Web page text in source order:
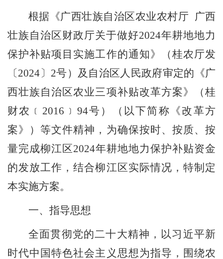
根据《广西壮族自治区农业农村厅 广西
壮族自治区财政厅关于做好2024年耕地地力
保护补贴项目实施工作的通知》（桂农厅发
〔2024〕 2号）及自治区人民政府审定的《广
西壮族自治区农业三项补贴改革方案》（桂
财农﹝ 2016 ﹞ 94号）（以下简称《改革方
案》）等文件精神，为确保按时、按质、按
量完成柳江区2024年耕地地力保护补贴资金
的发放工作，结合柳江区实际情况，特制定
本实施方案。
一、指导思想
全面贯彻党的二十大精神，以习近平新
时代中国特色社会主义思想为指导，围绕农